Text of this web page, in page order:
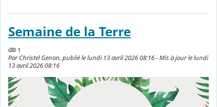
Semaine de la Terre
1
Par Christel Genon, publié le lundi 13 avril 2026 08:16 - Mis à jour le lundi
13 avril 2026 08:16